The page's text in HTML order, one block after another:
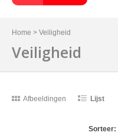
Home > Veiligheid
Veiligheid
Afbeeldingen Lijst
Sorteer: